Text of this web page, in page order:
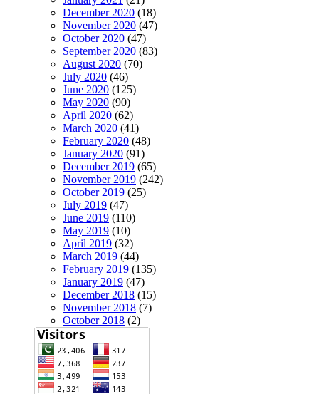
December 2020 (18)
November 2020 (47)
October 2020 (47)
September 2020 (83)
August 2020 (70)
July 2020 (46)
June 2020 (125)
May 2020 (90)
April 2020 (62)
March 2020 (41)
February 2020 (48)
January 2020 (91)
December 2019 (65)
November 2019 (242)
October 2019 (25)
July 2019 (47)
June 2019 (110)
May 2019 (10)
April 2019 (32)
March 2019 (44)
February 2019 (135)
January 2019 (47)
December 2018 (15)
November 2018 (7)
October 2018 (2)